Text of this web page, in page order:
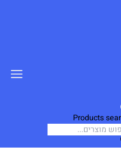
Products